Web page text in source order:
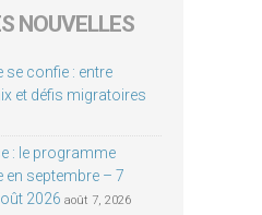
NOUVELLES
se confie : entre
et défis migratoires
: le programme
en septembre – 7
2026 août 7, 2026